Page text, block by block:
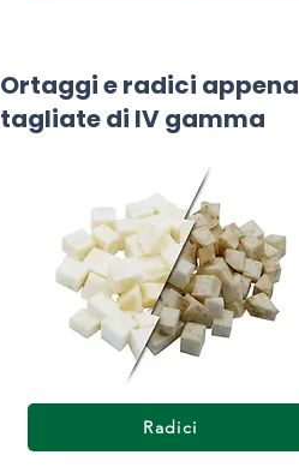
Ortaggi e radici appena
tagliate di IV gamma
Radici